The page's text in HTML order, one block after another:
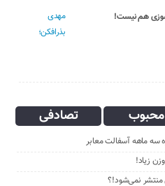
دعایی؛ کس
محبوب تصادفی
سه ماهه آسفالت معابر
زیاد!
منتشر نمی‌شود!؟